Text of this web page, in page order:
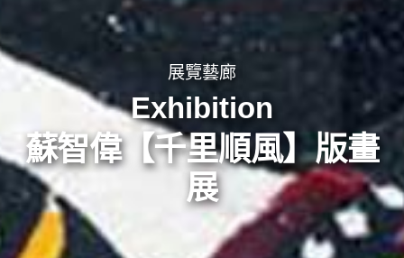
展覽藝廊
Exhibition
蘇智偉【千里順風】版畫
展